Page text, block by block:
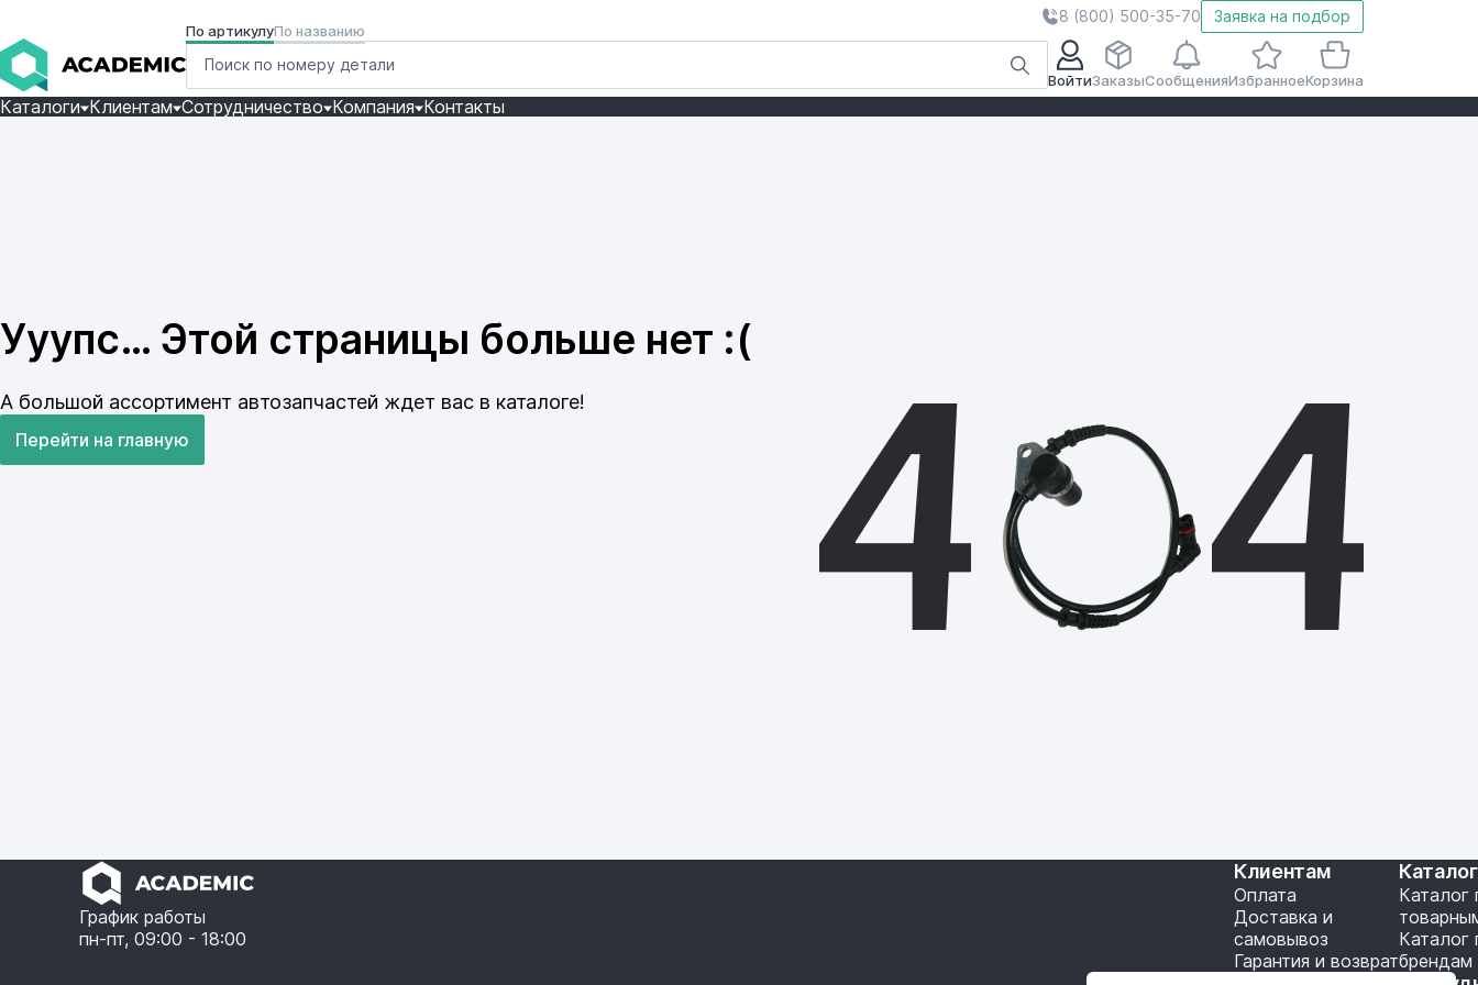
8 (800) 500-35-70 Заявка на подбор
По артикулуПо названию
ВойтиЗаказыСообщенияИзбранноеКорзина
Каталоги Клиентам Сотрудничество Компания Контакты
Ууупс… Этой страницы больше нет :(
А большой ассортимент автозапчастей ждет вас в каталоге!
Перейти на главную
График работы
пн-пт, 09:00 - 18:00
Клиентам
Оплата
Доставка и
самовывоз
Гарантия и возврат
Каталог
Каталог
брендам